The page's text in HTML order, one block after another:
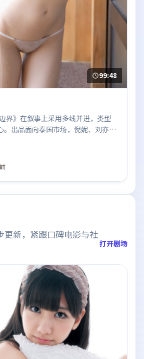
99:48
界》在叙事上采用多线并进，类型
。出品面向泰国市场，倪妮、刘亦
色推动关键反转，结尾留白引发讨
更新，紧跟口碑电影与社
打开剧场